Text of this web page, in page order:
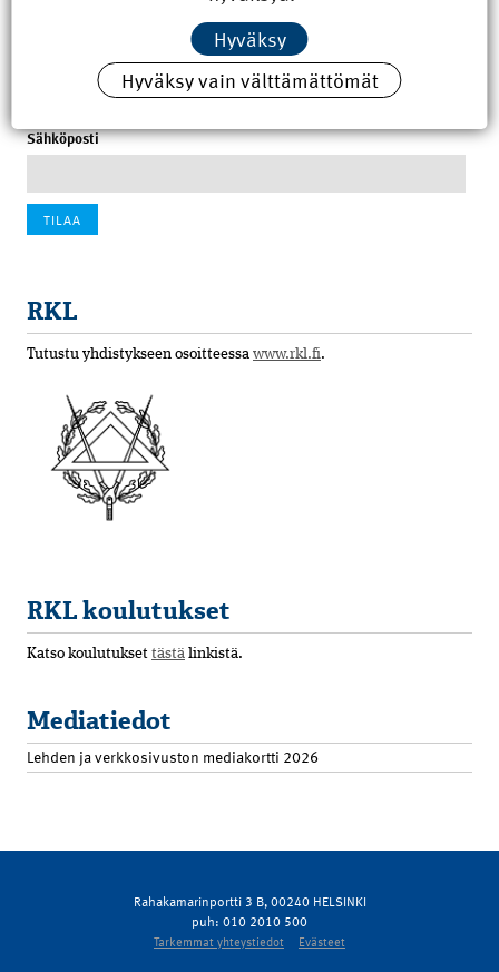
Tilaa uutiskirje
Sähköposti
RKL
Tutustu yhdistykseen osoitteessa www.rkl.fi.
RKL koulutukset
Katso koulutukset tästä linkistä.
Mediatiedot
Lehden ja verkkosivuston mediakortti 2026
Rahakamarinportti 3 B, 00240 HELSINKI
puh: 010 2010 500
Tarkemmat yhteystiedot Evästeet
Hyväksy
Hyväksy vain välttämättömät